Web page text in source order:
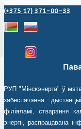
(+375 17) 371-00-33
РУП "Мінскэнерга" ў
забеспячэння
філіяламі, стварэння
энергіі, распрацавана